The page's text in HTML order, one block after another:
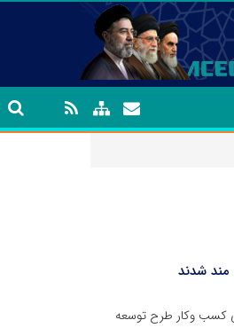
عمومی و تخصصی کسب و‌کار طرح توسعه